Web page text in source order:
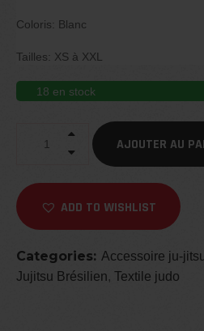
Coloris: Blanc
Tailles: XS à XXL
18 en stock
AJOUTER AU
ADD TO WISHLIST
Categories: Accessoire ju-
Jujitsu Brésilien, Textile judo